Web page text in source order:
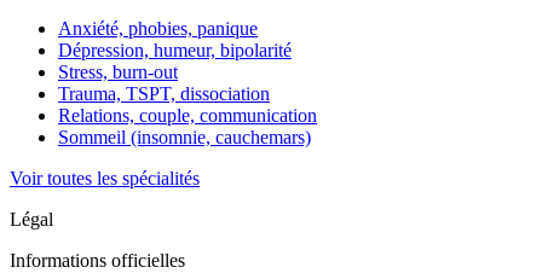
Anxiété, phobies, panique
Dépression, humeur, bipolarité
Stress, burn-out
Trauma, TSPT, dissociation
Relations, couple, communication
Sommeil (insomnie, cauchemars)
Voir toutes les spécialités
Légal
Informations officielles